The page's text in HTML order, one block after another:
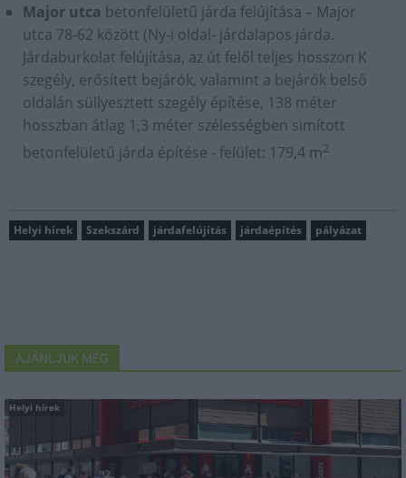
Major utca betonfelületű járda felújítása – Major
utca 78-62 között (Ny-i oldal- járdalapos járda.
Járdaburkolat felújítása, az út felől teljes hosszon K
szegély, erősített bejárók, valamint a bejárók belső
oldalán süllyesztett szegély építése, 138 méter
hosszban átlag 1,3 méter szélességben simított
betonfelületű járda építése - felület: 179,4 m2
Helyi hírek Szekszárd járdafelújítás járdaépítés pályázat
AJÁNLJUK MÉG
Helyi hírek